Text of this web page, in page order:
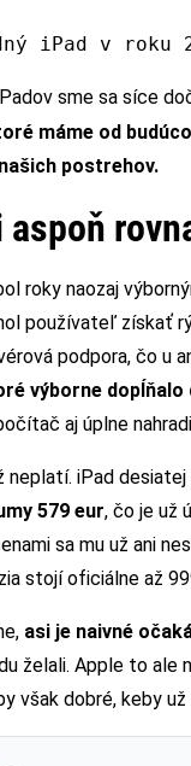
iPad v roku
sme sa síce
máme od
postrehov.
roky naozaj
používateľ získať
podpora, čo u
výborne
aj úplne
neplatí. iPad
579 eur, čo je už
sa mu už ani
stojí oficiálne až
asi je naivné
želali. Apple to ale
však dobré, keby už